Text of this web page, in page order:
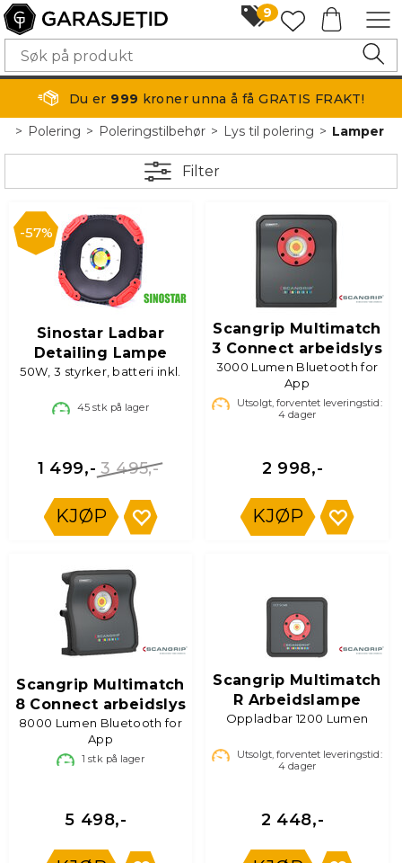
9
Du er 999 kroner unna å få GRATIS FRAKT!
> Polering> Poleringstilbehør> Lys til polering>Lamper
Filter
57%
Sinostar Ladbar
Detailing Lampe
50W, 3 styrker, batteri inkl.
45 stk på lager
3 495,-
1 499,-
KJØP
Scangrip Multimatch
3 Connect arbeidslys
3000 Lumen Bluetooth for
App
Utsolgt, forventet leveringstid:
4 dager
2 998,-
KJØP
Scangrip Multimatch
8 Connect arbeidslys
8000 Lumen Bluetooth for
App
1 stk på lager
5 498,-
Scangrip Multimatch
R Arbeidslampe
Oppladbar 1200 Lumen
Utsolgt, forventet leveringstid:
4 dager
2 448,-